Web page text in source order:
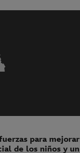
para mejorar
de los niños y un